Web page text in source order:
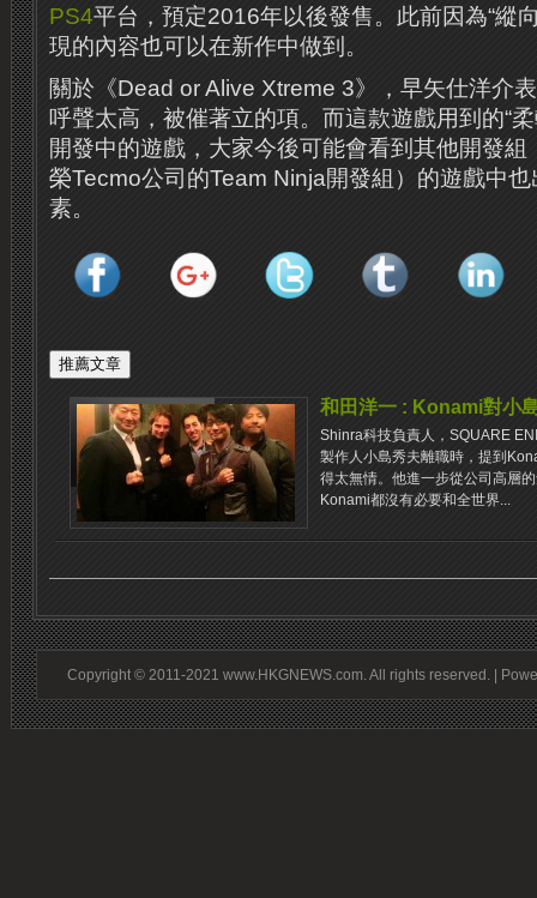
PS4平台，預定2016年以後發售。此前因為“縱
現的內容也可以在新作中做到。
關於《Dead or Alive Xtreme 3》，早矢仕洋介
呼聲太高，被催著立的項。而這款遊戲用到的“
開發中的遊戲，大家今後可能會看到其他開發
榮Tecmo公司的Team Ninja開發組）的遊戲中
素。
和田洋一 : Konami對小
Shinra科技負責人，SQUARE
製作人小島秀夫離職時，提到
得太無情。他進一步從公司高層
Konami都沒有必要和全世界...
Copyright © 2011-2021 www.HKGNEWS.com. All rights reserved. |